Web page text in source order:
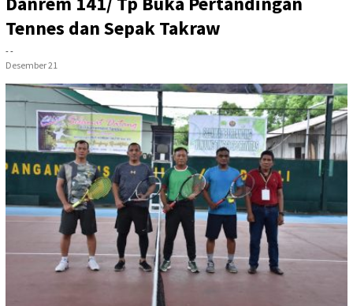
Tennes dan Sepak Takraw
- -
Desember 21